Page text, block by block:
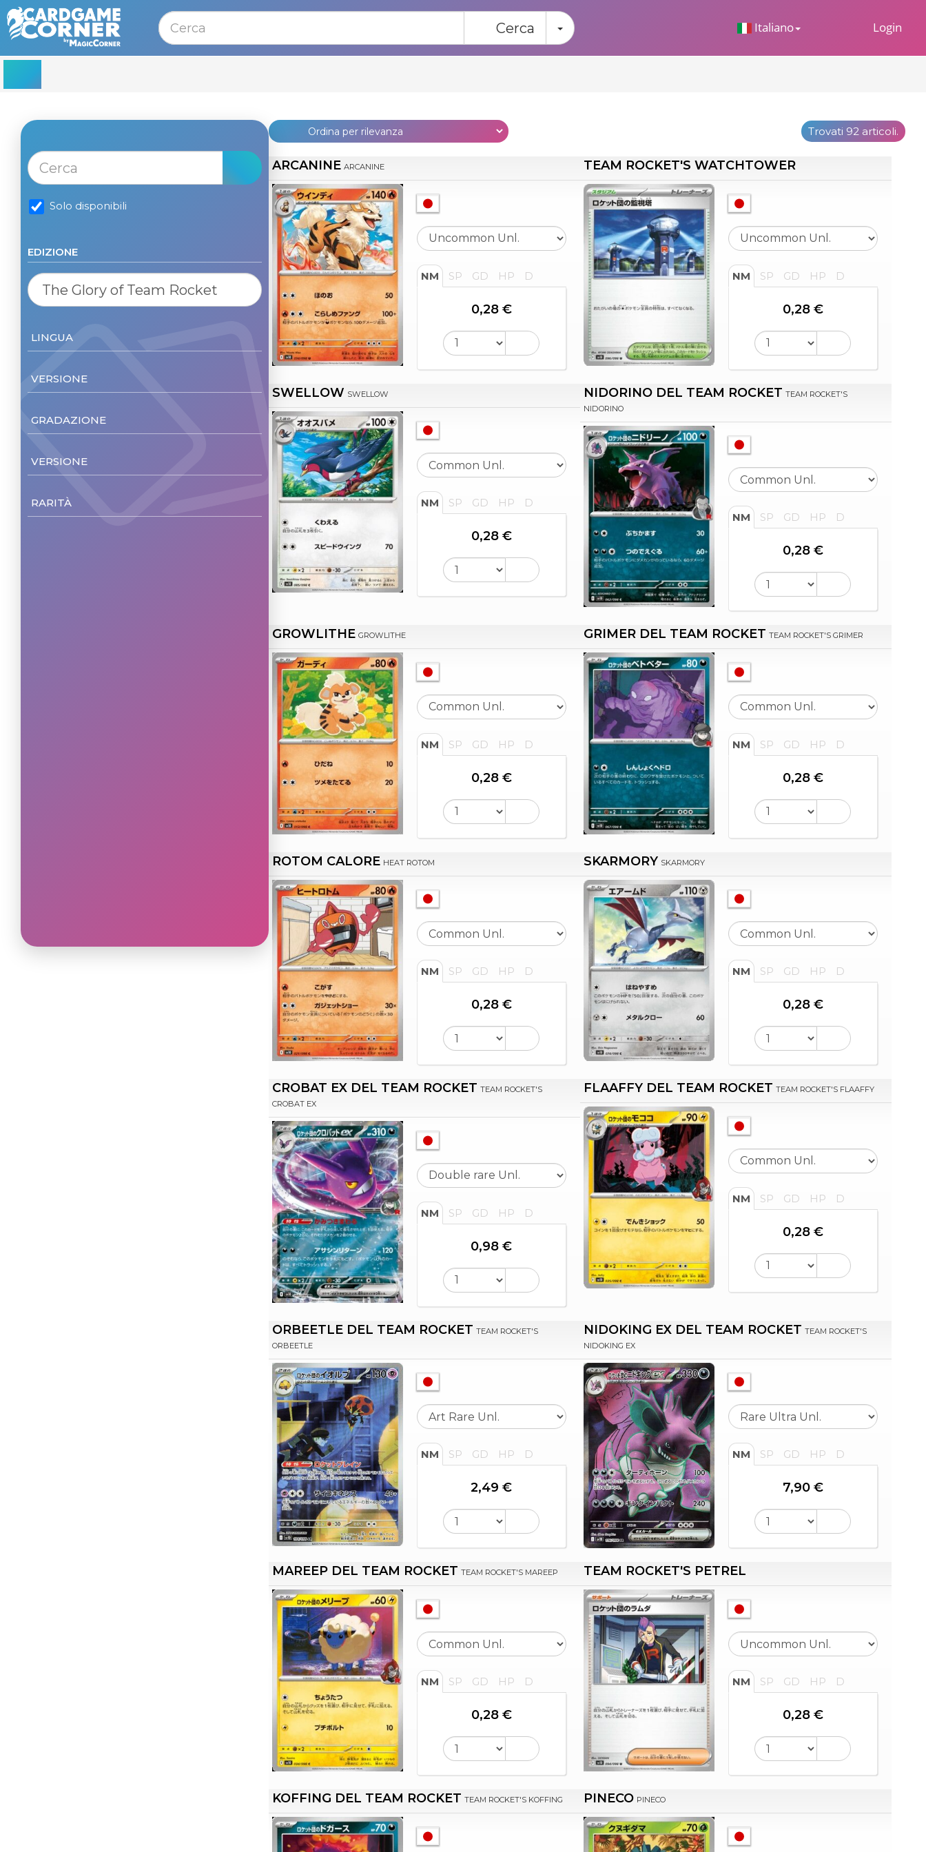
MENU Italiano Login
Cerca Toggle Dropdown
Solo disponibili
EDIZIONE
LINGUA
VERSIONE
GRADAZIONE
VERSIONE
RARITÀ
Trovati 92 articoli.
ARCANINE ARCANINE
NM SP GD HP D
0,28 €
TEAM ROCKET'S WATCHTOWER
NM SP GD HP D
0,28 €
SWELLOW SWELLOW
NM SP GD HP D
0,28 €
NIDORINO DEL TEAM ROCKET TEAM ROCKET'S
NIDORINO
NM SP GD HP D
0,28 €
GROWLITHE GROWLITHE
NM SP GD HP D
0,28 €
GRIMER DEL TEAM ROCKET TEAM ROCKET'S GRIMER
NM SP GD HP D
0,28 €
ROTOM CALORE HEAT ROTOM
NM SP GD HP D
0,28 €
SKARMORY SKARMORY
NM SP GD HP D
0,28 €
CROBAT EX DEL TEAM ROCKET TEAM ROCKET'S
CROBAT EX
NM SP GD HP D
0,98 €
FLAAFFY DEL TEAM ROCKET TEAM ROCKET'S FLAAFFY
NM SP GD HP D
0,28 €
ORBEETLE DEL TEAM ROCKET TEAM ROCKET'S
ORBEETLE
NM SP GD HP D
2,49 €
NIDOKING EX DEL TEAM ROCKET TEAM ROCKET'S
NIDOKING EX
NM SP GD HP D
7,90 €
MAREEP DEL TEAM ROCKET TEAM ROCKET'S MAREEP
NM SP GD HP D
0,28 €
TEAM ROCKET'S PETREL
NM SP GD HP D
0,28 €
KOFFING DEL TEAM ROCKET TEAM ROCKET'S KOFFING PINECO PINECO